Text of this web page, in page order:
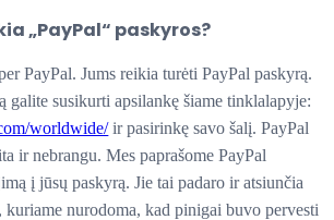
„PayPal“ paskyros?
PayPal. Jums reikia turėti PayPal paskyrą.
galite susikurti apsilankę šiame tinklalapyje:
worldwide/ir pasirinkę savo šalį. PayPal
ir nebrangu. Mes paprašome PayPal
į jūsų paskyrą. Jie tai padaro ir atsiunčia
kuriame nurodoma, kad pinigai buvo pervesti